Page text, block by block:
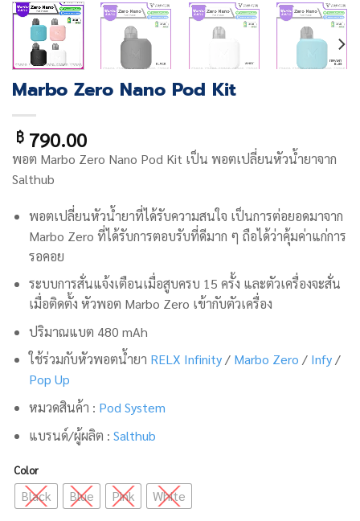
Marbo Zero Nano Pod Kit
฿790.00
พอต Marbo Zero Nano Pod Kit เป็น พอตเปลี่ยนหัวน้ำยาจาก
Salthub
พอตเปลี่ยนหัวน้ำยาที่ได้รับความสนใจ เป็นการต่อยอดมาจาก
Marbo Zero ที่ได้รับการตอบรับที่ดีมาก ๆ ถือได้ว่าคุ้มค่าแก่การ
รอคอย
ระบบการสั่นแจ้งเตือนเมื่อสูบครบ 15 ครั้ง และตัวเครื่องจะสั่น
เมื่อติดตั้ง หัวพอต Marbo Zero เข้ากับตัวเครื่อง
ปริมาณแบต 480 mAh
ใช้ร่วมกับหัวพอตน้ำยา RELX Infinity/ Marbo Zero / Infy/
Pop Up
หมวดสินค้า : Pod System
แบรนด์/ผู้ผลิต : Salthub
Color
Black Blue Pink White